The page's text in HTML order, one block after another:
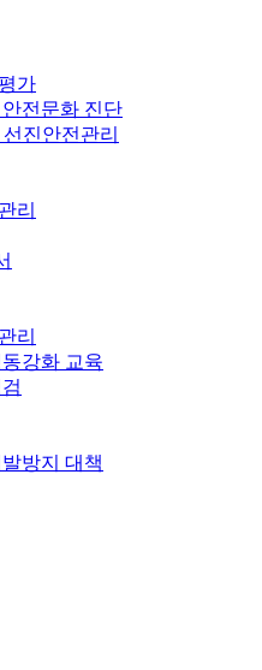
가
전문화 진단
진안전관리
리
리
강화 교육
방지 대책